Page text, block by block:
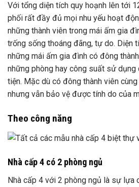
Với tổng diện tích quy hoạnh lên tới
phối rất đầy đủ mọi nhu yếu hoạt
những thành viên trong mái ấm gia
trống sống thoáng đãng, tự do. Diện
những mái ấm gia đình có đông
những phòng hay công suất sử dụng
tiện. Mặc dù có đông thành viên
nhưng vẫn bảo vệ được tính do của
Theo công năng
Nhà cấp 4 có 2 phòng ngủ
Nhà cấp 4 với 2 phòng ngủ là sự lựa